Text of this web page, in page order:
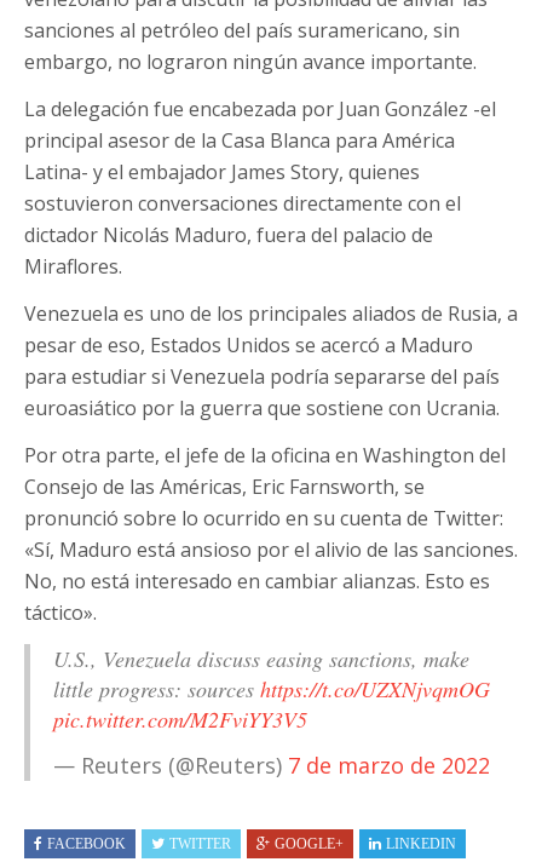
sanciones al petróleo del país suramericano, sin
embargo, no lograron ningún avance importante.
La delegación fue encabezada por Juan González -el
principal asesor de la Casa Blanca para América
Latina- y el embajador James Story, quienes
sostuvieron conversaciones directamente con el
dictador Nicolás Maduro, fuera del palacio de
Miraflores.
Venezuela es uno de los principales aliados de Rusia, a
pesar de eso, Estados Unidos se acercó a Maduro
para estudiar si Venezuela podría separarse del país
euroasiático por la guerra que sostiene con Ucrania.
Por otra parte, el jefe de la oficina en Washington del
Consejo de las Américas, Eric Farnsworth, se
pronunció sobre lo ocurrido en su cuenta de Twitter:
«Sí, Maduro está ansioso por el alivio de las sanciones.
No, no está interesado en cambiar alianzas. Esto es
táctico».
U.S., Venezuela discuss easing sanctions, make
little progress: sources https://t.co/UZXNjvqmOG
pic.twitter.com/M2FviYY3V5
— Reuters (@Reuters) 7 de marzo de 2022
FACEBOOK TWITTER GOOGLE+ LINKEDIN